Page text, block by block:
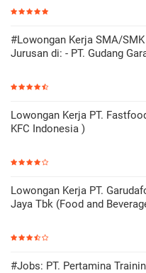
#Lowongan Kerja SMA/
Jurusan di: - PT. Gudang
Lowongan Kerja PT.
KFC Indonesia )
Lowongan Kerja PT.
Jaya Tbk (Food and
#Jobs: PT. Pertamina